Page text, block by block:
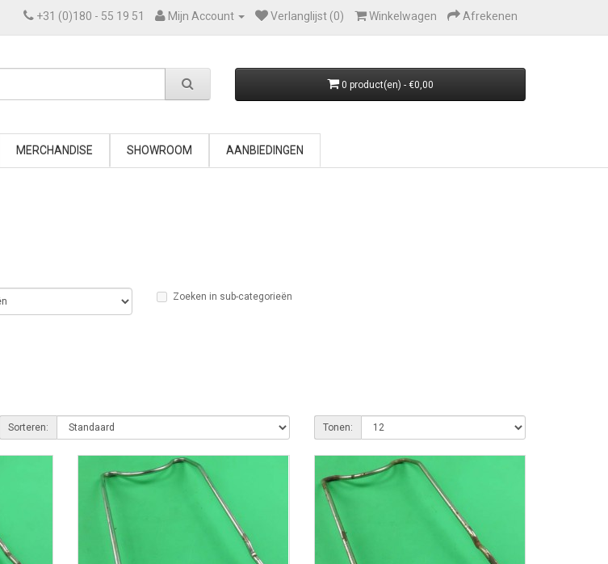
+31 (0)180 - 55 19 51 Mijn Account Verlanglijst (0) Winkelwagen Afrekenen
0 product(en) - €0,00
MERCHANDISE SHOWROOM AANBIEDINGEN
Zoeken in sub-categorieën
Sorteren: Tonen: